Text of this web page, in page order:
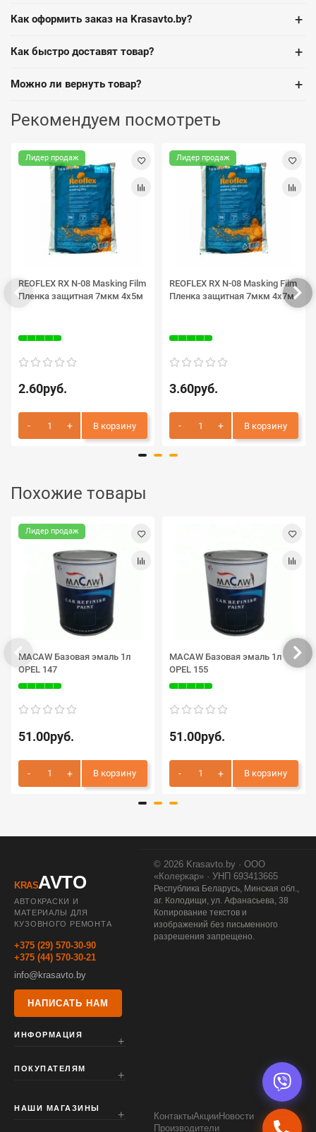
Как оформить заказ на Krasavto.by? +
Как быстро доставят товар? +
Можно ли вернуть товар? +
Рекомендуем посмотреть
Лидер продаж
REOFLEX RX N-08 Masking Film
Пленка защитная 7мкм 4х5м
2.60руб.
В корзину
Лидер продаж
REOFLEX RX N-08 Masking Film
Пленка защитная 7мкм 4х7м
3.60руб.
В корзину
Похожие товары
Лидер продаж
MACAW Базовая эмаль 1л
OPEL 147
51.00руб.
В корзину
MACAW Базовая эмаль 1л
OPEL 155
51.00руб.
В корзину
KRASAVTO
АВТОКРАСКИ И
МАТЕРИАЛЫ ДЛЯ
КУЗОВНОГО РЕМОНТА
+375 (29) 570-30-90
+375 (44) 570-30-21
info@krasavto.by
НАПИСАТЬ НАМ
ИНФОРМАЦИЯ
ПОКУПАТЕЛЯМ
НАШИ МАГАЗИНЫ
© 2026 Krasavto.by · ООО
«Колеркар» · УНП 693413665
Республика Беларусь, Минская обл.,
аг. Колодищи, ул. Афанасьева, 38
Копирование текстов и
изображений без письменного
разрешения запрещено.
КонтактыАкцииНовости
Производители